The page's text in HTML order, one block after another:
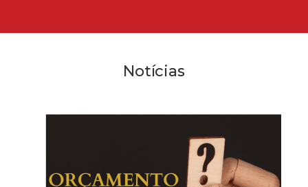
Notícias